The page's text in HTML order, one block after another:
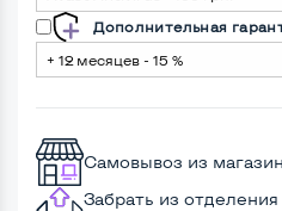
Дополнительная
Самовывоз из
Забрать из